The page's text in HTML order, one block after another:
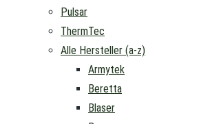
Pulsar
ThermTec
Alle Hersteller (a-z)
Armytek
Beretta
Blaser